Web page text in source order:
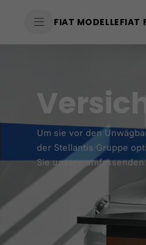
FIAT MODELLEFIAT
Um sie vor den
der Stellantis-Gruppe
Sie unsere